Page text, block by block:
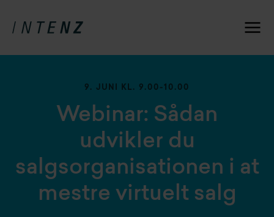
9. JUNI KL. 9.00-10.00
Webinar: Sådan
udvikler du
salgsorganisationen i at
mestre virtuelt salg